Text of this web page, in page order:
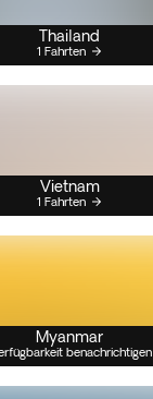
Thailand
1 Fahrten
Vietnam
1 Fahrten
Myanmar
benachrichtigen